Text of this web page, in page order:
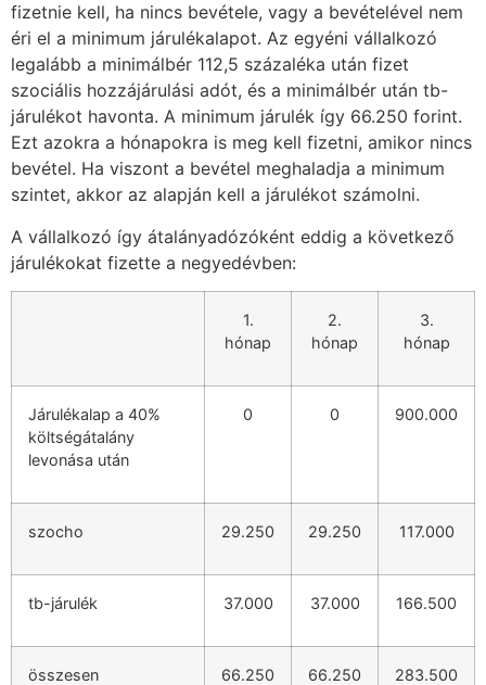
fizetnie kell, ha nincs bevétele, vagy a bevételével nem
éri el a minimum járulékalapot. Az egyéni vállalkozó
legalább a minimálbér 112,5 százaléka után fizet
szociális hozzájárulási adót, és a minimálbér után tb-
járulékot havonta. A minimum járulék így 66.250 forint.
Ezt azokra a hónapokra is meg kell fizetni, amikor nincs
bevétel. Ha viszont a bevétel meghaladja a minimum
szintet, akkor az alapján kell a járulékot számolni.
A vállalkozó így átalányadózóként eddig a következő
járulékokat fizette a negyedévben:
1.
hónap
2.
hónap
3.
hónap
Járulékalap a 40%
költségátalány
levonása után
0 0 900.000
szocho 29.250 29.250 117.000
tb-járulék 37.000 37.000 166.500
összesen 66.250 66.250 283.500